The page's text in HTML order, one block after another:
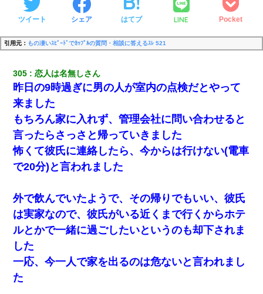
ツイート シェア はてブ LINE Pocket
引用元： もの凄いｽﾋﾟｰﾄﾞでｶｯﾌﾟﾙの質問・相談に答えるｽﾚ 521
305 恋人は名無しさん
昨日の9時過ぎに男の人が室内の点検だとやって
来ました
もちろん家に入れず、管理会社に問い合わせると
言ったらさっさと帰っていきました
怖くて彼氏に連絡したら、今からは行けない(電車
で20分)と言われました
外で飲んでいたようで、その帰りでもいい、彼氏
は実家なので、彼氏がいる近くまで行くからホテ
ルとかで一緒に過ごしたいというのも却下されま
した
一応、今一人で家を出るのは危ないと言われまし
た